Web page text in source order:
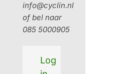
info@cyclin.nl
of bel naar
085 5000905
Log